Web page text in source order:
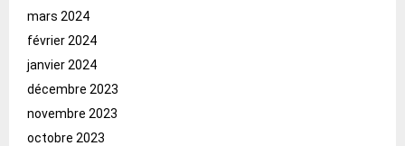
mars 2024
février 2024
janvier 2024
décembre 2023
novembre 2023
octobre 2023